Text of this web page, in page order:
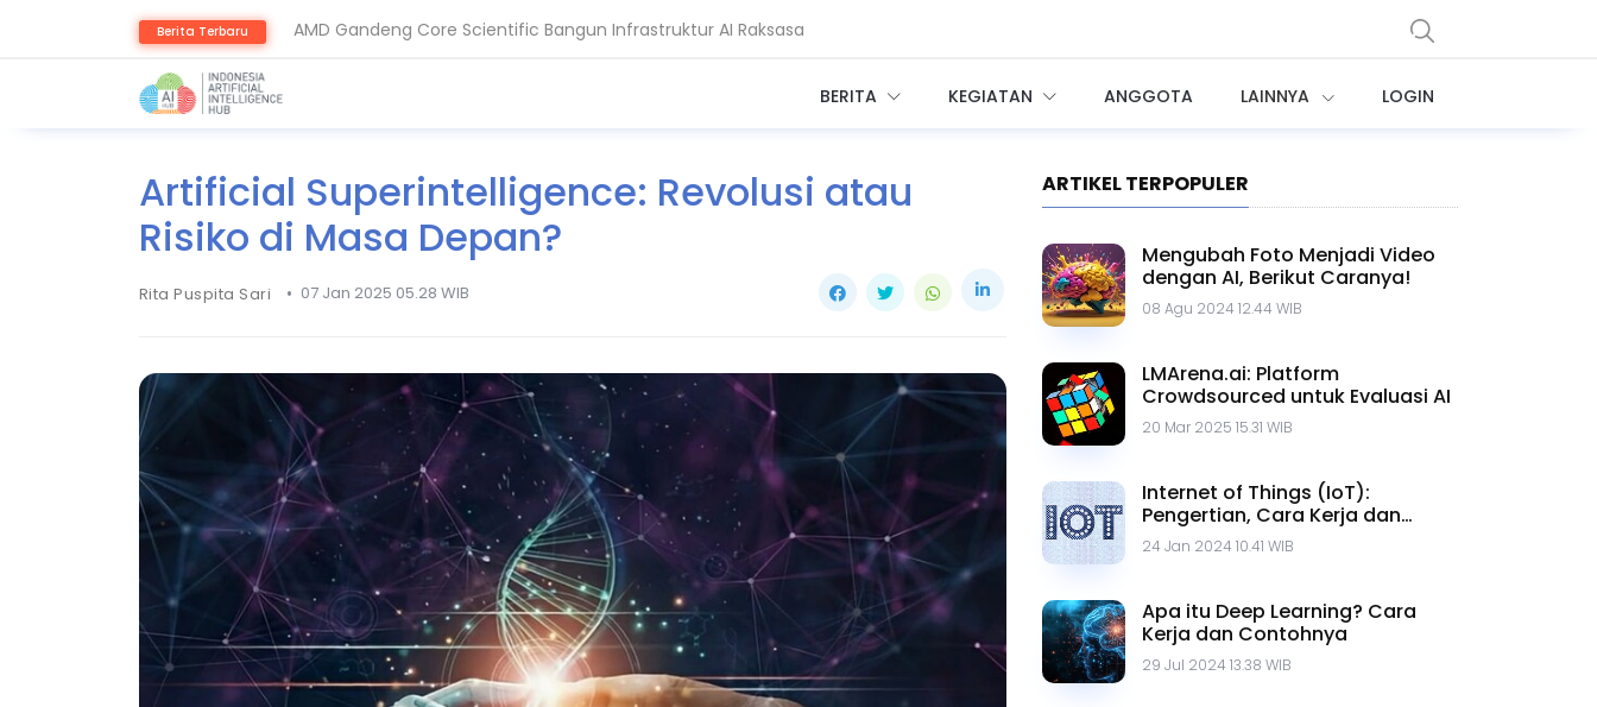
Berita Terbaru AMD Gandeng Core Scientific Bangun Infrastruktur AI Raksasa
BERITA KEGIATAN ANGGOTA LAINNYA LOGIN
Artificial Superintelligence: Revolusi atau
Risiko di Masa Depan?
Rita Puspita Sari • 07 Jan 2025 05.28 WIB
ARTIKEL TERPOPULER
Mengubah Foto Menjadi Video
dengan AI, Berikut Caranya!
08 Agu 2024 12.44 WIB
LMArena.ai: Platform
Crowdsourced untuk Evaluasi AI
20 Mar 2025 15.31 WIB
Internet of Things (IoT):
Pengertian, Cara Kerja dan
Contohnya
24 Jan 2024 10.41 WIB
Apa itu Deep Learning? Cara
Kerja dan Contohnya
29 Jul 2024 13.38 WIB